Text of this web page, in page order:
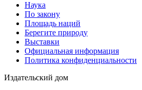
Наука
По закону
Площадь наций
Берегите природу
Выставки
Официальная информация
Политика конфиденциальности
Издательский дом